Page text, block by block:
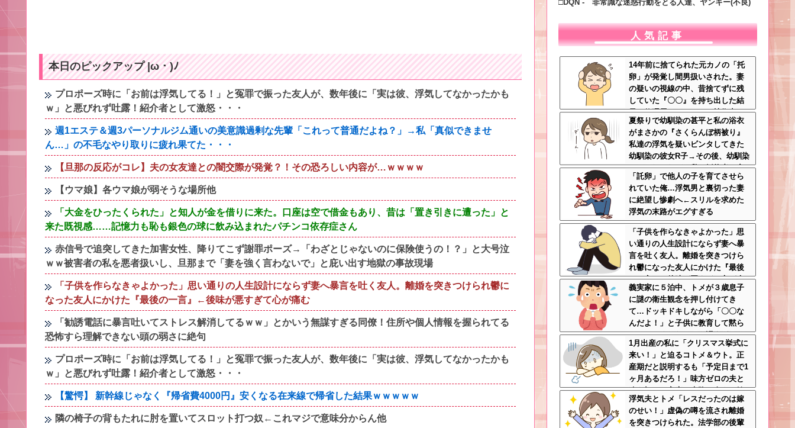
本日のピックアップ |ω・)ﾉ
プロポーズ時に「お前は浮気してる！」と冤罪で振った友人が、数年後に「実は彼、浮気してなかったかも
ｗ」と悪びれず吐露！紹介者として激怒・・・
週1エステ＆週3パーソナルジム通いの美意識過剰な先輩「これって普通だよね？」→私「真似できませ
ん…」の不毛なやり取りに疲れ果てた・・・
【旦那の反応がコレ】夫の女友達との闇交際が発覚？！その恐ろしい内容が…ｗｗｗｗ
【ウマ娘】各ウマ娘が弱そうな場所他
「大金をひったくられた」と知人が金を借りに来た。口座は空で借金もあり、昔は「置き引きに遭った」と
来た既視感……記憶力も恥も銀色の球に飲み込まれたパチンコ依存症さん
赤信号で追突してきた加害女性、降りてこず謝罪ポーズ→「わざとじゃないのに保険使うの！？」と大号泣
ｗｗ被害者の私を悪者扱いし、旦那まで「妻を強く言わないで」と庇い出す地獄の事故現場
「子供を作らなきゃよかった」思い通りの人生設計にならず妻へ暴言を吐く友人。離婚を突きつけられ鬱に
なった友人にかけた『最後の一言』←後味が悪すぎて心が痛む
「勧誘電話に暴言吐いてストレス解消してるｗｗ」とかいう無謀すぎる同僚！住所や個人情報を握られてる
恐怖すら理解できない頭の弱さに絶句
プロポーズ時に「お前は浮気してる！」と冤罪で振った友人が、数年後に「実は彼、浮気してなかったかも
ｗ」と悪びれず吐露！紹介者として激怒・・・
【驚愕】 新幹線じゃなく『帰省費4000円』安くなる在来線で帰省した結果ｗｗｗｗｗ
隣の椅子の背もたれに肘を置いてスロット打つ奴←これマジで意味分からん他
□DQN - 非常識な迷惑行動をとる人達、ヤンキー(不良)
人気記事
14年前に捨てられた元カノの「托
卵」が発覚し間男扱いされた。妻
の疑いの視線の中、昔捨てずに残
していた『〇〇』を持ち出した結
果←修理屋のオッサンの技術力と
ノリが神すぎる
夏祭りで幼馴染の甚平と私の浴衣
がまさかの『さくらんぼ柄被り』
私達の浮気を疑いビンタしてきた
幼馴染の彼女R子→その後、幼馴染
にフラれ、なぜか私の婚約者に突
撃ｗｗｗｗｗ
「託卵」で他人の子を育てさせら
れていた俺…浮気男と裏切った妻
に絶望し惨劇へ←スリルを求めた
浮気の末路がエグすぎる
「子供を作らなきゃよかった」思
い通りの人生設計にならず妻へ暴
言を吐く友人。離婚を突きつけら
れ鬱になった友人にかけた『最後
の一言』←後味が悪すぎて心が痛
む
義実家に５泊中、トメが３歳息子
に謎の衛生観念を押し付けてき
て…ドッキドキしながら「〇〇な
んだよ！」と子供に教育して黙ら
せた←いくらなんでも汚すぎるだ
ろ
1月出産の私に「クリスマス挙式に
来い！」と迫るコトメ＆ウト。正
産期だと説明するも「予定日まで1
ヶ月あるだろ！」味方ゼロの夫と
冷え切った家庭の末路←命より妹
を優先する夫とは離婚一択
浮気夫とトメ「レスだったのは嫁
のせい！」虚偽の噂を流され離婚
を突きつけられた。法学部の後輩